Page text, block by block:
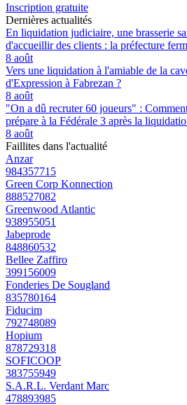
Inscription gratuite
Dernières actualités
En liquidation judiciaire, une brasserie
d'accueillir des clients : la préfecture
8 août
Vers une liquidation à l'amiable de la
d'Expression à Fabrezan ?
8 août
"On a dû recruter 60 joueurs" :
prépare à la Fédérale 3 après la
8 août
Faillites dans l'actualité
Anzar
984357715
Green Corp Konnection
888527082
Greenwood Atlantic
938955051
Jabeprode
848860532
Bellee Zaffiro
399156009
Fonderies De Sougland
835780164
Fiducim
792748089
Hopium
878729318
SOFICOOP
383755949
S.A.R.L. Verdant Marc
478893985